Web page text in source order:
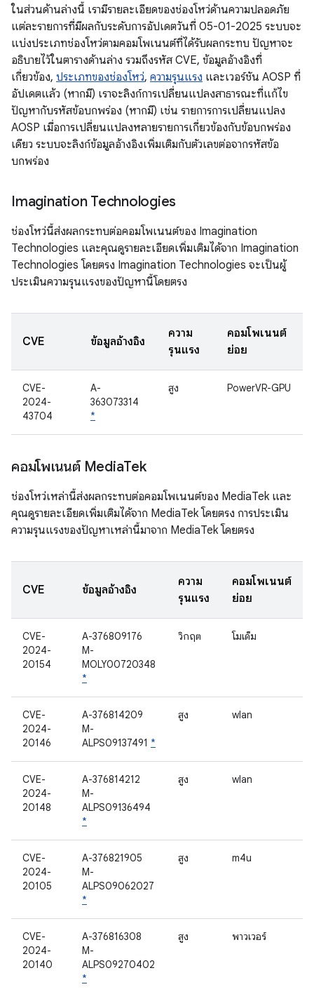
ในส่วนด้านล่างนี้ เรามีรายละเอียดของช่องโหว่ด้านความปลอดภัย
แต่ละรายการที่มีผลกับระดับการอัปเดตวันที่ 05-01-2025 ระบบจะ
แบ่งประเภทช่องโหว่ตามคอมโพเนนต์ที่ได้รับผลกระทบ ปัญหาจะ
อธิบายไว้ในตารางด้านล่าง รวมถึงรหัส CVE, ข้อมูลอ้างอิงที่
เกี่ยวข้อง, ประเภทของช่องโหว่, ความรุนแรง และเวอร์ชัน AOSP ที่
อัปเดตแล้ว (หากมี) เราจะลิงก์การเปลี่ยนแปลงสาธารณะที่แก้ไข
ปัญหากับรหัสข้อบกพร่อง (หากมี) เช่น รายการการเปลี่ยนแปลง
AOSP เมื่อการเปลี่ยนแปลงหลายรายการเกี่ยวข้องกับข้อบกพร่อง
เดียว ระบบจะลิงก์ข้อมูลอ้างอิงเพิ่มเติมกับตัวเลขต่อจากรหัสข้อ
บกพร่อง
Imagination Technologies
ช่องโหว่นี้ส่งผลกระทบต่อคอมโพเนนต์ของ Imagination
Technologies และคุณดูรายละเอียดเพิ่มเติมได้จาก Imagination
Technologies โดยตรง Imagination Technologies จะเป็นผู้
ประเมินความรุนแรงของปัญหานี้โดยตรง
CVE ข้อมูลอ้างอิง
ความ
รุนแรง
คอมโพเนนต์
ย่อย
CVE-
2024-
43704
A-
363073314
*
สูง PowerVR-GPU
คอมโพเนนต์ MediaTek
ช่องโหว่เหล่านี้ส่งผลกระทบต่อคอมโพเนนต์ของ MediaTek และ
คุณดูรายละเอียดเพิ่มเติมได้จาก MediaTek โดยตรง การประเมิน
ความรุนแรงของปัญหาเหล่านี้มาจาก MediaTek โดยตรง
CVE ข้อมูลอ้างอิง
ความ
รุนแรง
คอมโพเนนต์
ย่อย
CVE-
2024-
20154
A-376809176
M-
MOLY00720348
*
วิกฤต โมเด็ม
CVE-
2024-
20146
A-376814209
M-
ALPS09137491 *
สูง wlan
CVE-
2024-
20148
A-376814212
M-
ALPS09136494
*
สูง wlan
CVE-
2024-
20105
A-376821905
M-
ALPS09062027
*
สูง m4u
CVE-
2024-
20140
A-376816308
M-
ALPS09270402
*
สูง พาวเวอร์